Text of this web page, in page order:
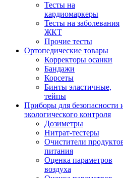
Тесты на
кардиомаркеры
Тесты на заболевания
ЖКТ
Прочие тесты
Ортопедические товары
Корректоры осанки
Бандажи
Корсеты
Бинты эластичные,
тейпы
Приборы для безопасности
экологического контроля
Дозиметры
Нитрат-тестеры
Очистители
питания
Оценка параметров
воздуха